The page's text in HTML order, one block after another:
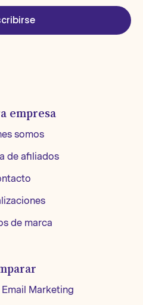
empresa
somos
de afiliados
de marca
Marketing